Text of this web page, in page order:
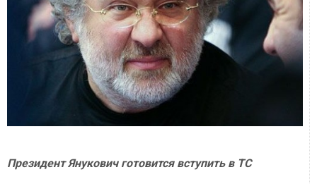
Президент Янукович готовится вступить в ТС